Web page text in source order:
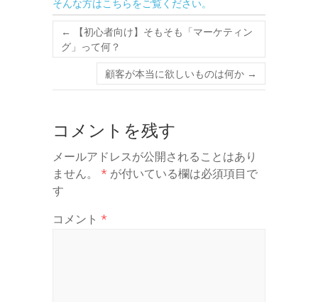
そんな方はこちらをご覧ください。
←
【初心者向け】そもそも「マーケティン
グ」って何？
顧客が本当に欲しいものは何か →
コメントを残す
メールアドレスが公開されることはあり
ません。
* が付いている欄は必須項目で
す
コメント *